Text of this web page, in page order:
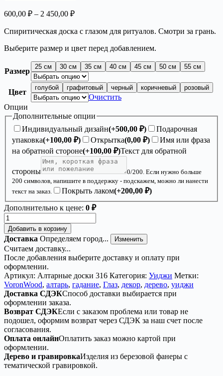
600,00 ₽ – 2 450,00 ₽Диапазон
600,00 ₽
2
450,00 ₽
Спиритическая доска с глазом для ритуалов. Смотри за грань.
Выберите размер и цвет перед добавлением.
Размер
25 см 30 см 35 см 40 см 45 см 50 см 55 см
Цвет
голубой графитовый черный коричневый розовый
Очистить
Опции
Дополнительные опции
Индивидуальный дизайн(+500,00 ₽)
Подарочная
упаковка(+100,00 ₽) Открытка(0,00 ₽)
Имя или фраза
на обратной стороне(+100,00 ₽)Текст для обратной
стороны 0/200. Если нужно больше
200 символов, напишите в поддержку - подскажем, можно ли нанести
текст на заказ.
Покрыть лаком(+200,00 ₽)
Дополнительно к цене: 0 ₽
Количество
товара
Доска
уиджи
«Глаз»
—
дерево
Добавить в корзину
Доставка Определяем город... Изменить
Считаем доставку...
После добавления выберите доставку и оплату при
оформлении.
Артикул: Алтарные доски 316 Категория: Уиджи Метки:
VoronWood, алтарь, гадание, Глаз, декор, дерево, уиджи
Доставка СДЭКСпособ доставки выбирается при
оформлении заказа.
Возврат СДЭКЕсли с заказом проблема или товар не
подошел, оформим возврат через СДЭК за наш счет после
согласования.
Оплата онлайнОплатить заказ можно картой при
оформлении.
Дерево и гравировкаИзделия из березовой фанеры с
тематической гравировкой.